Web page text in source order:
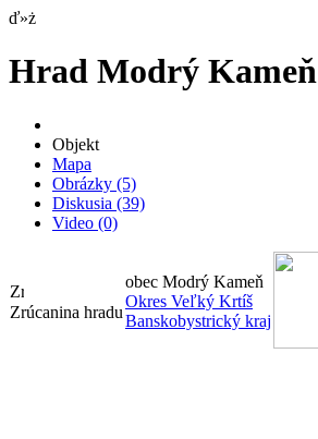
ď»ż
Hrad Modrý Kameň
Objekt
Mapa
Obrázky (5)
Diskusia (39)
Video (0)
Zrúcanina hradu
obec Modrý Kameň
Okres Veľký Krtíš
Banskobystrický kraj